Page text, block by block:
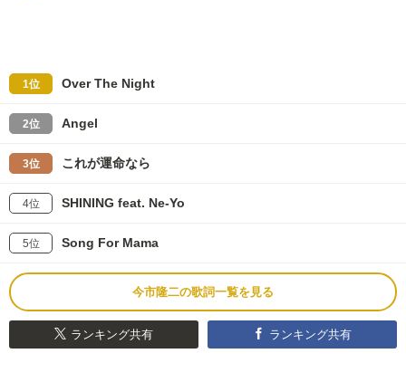
1位 Over The Night
2位 Angel
3位 これが運命なら
4位 SHINING feat. Ne-Yo
5位 Song For Mama
今市隆二の歌詞一覧を見る
ランキング共有 ランキング共有